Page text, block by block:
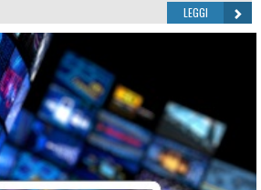
LEGGI